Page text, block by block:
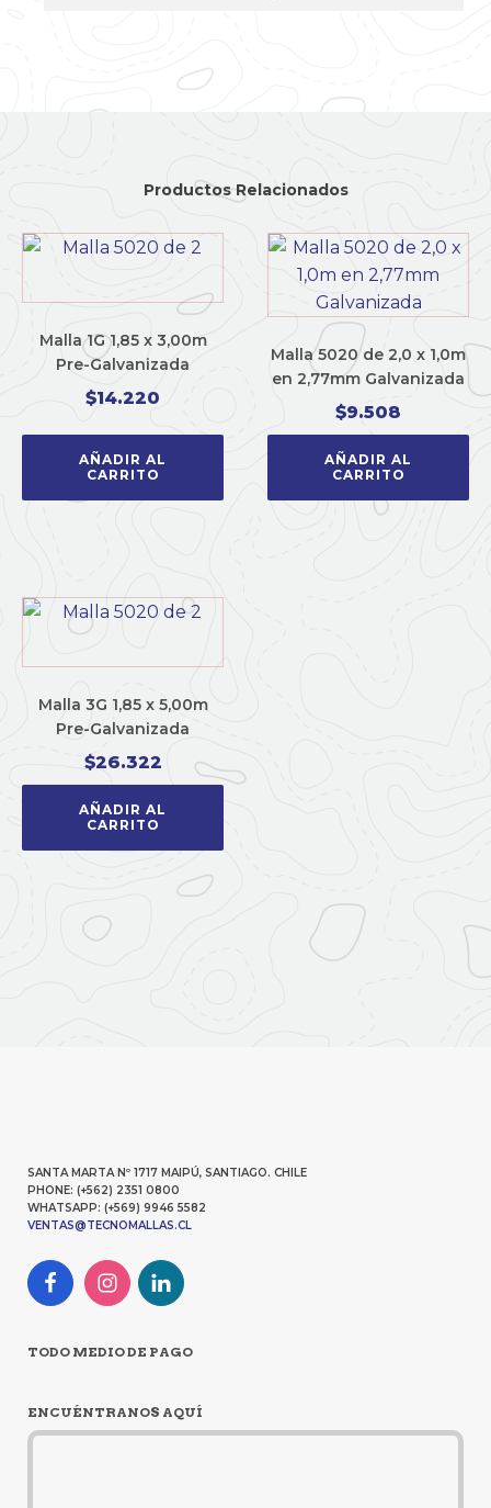
Productos Relacionados
Malla 1G 1,85 x 3,00m
Pre-Galvanizada
$14.220
AÑADIR AL
CARRITO
Malla 5020 de 2,0 x 1,0m
en 2,77mm Galvanizada
$9.508
AÑADIR AL
CARRITO
Malla 3G 1,85 x 5,00m
Pre-Galvanizada
$26.322
AÑADIR AL
CARRITO
SANTA MARTA Nº 1717 MAIPÚ, SANTIAGO. CHILE
PHONE: (+562) 2351 0800
WHATSAPP: (+569) 9946 5582
VENTAS@TECNOMALLAS.CL
TODO MEDIO DE PAGO
ENCUÉNTRANOS AQUÍ